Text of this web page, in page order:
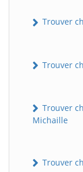
Trouver
Trouver
Trouver
Michaille
Trouver